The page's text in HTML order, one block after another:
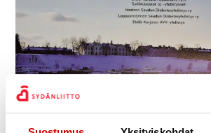
Julkaistu 19.12.2023